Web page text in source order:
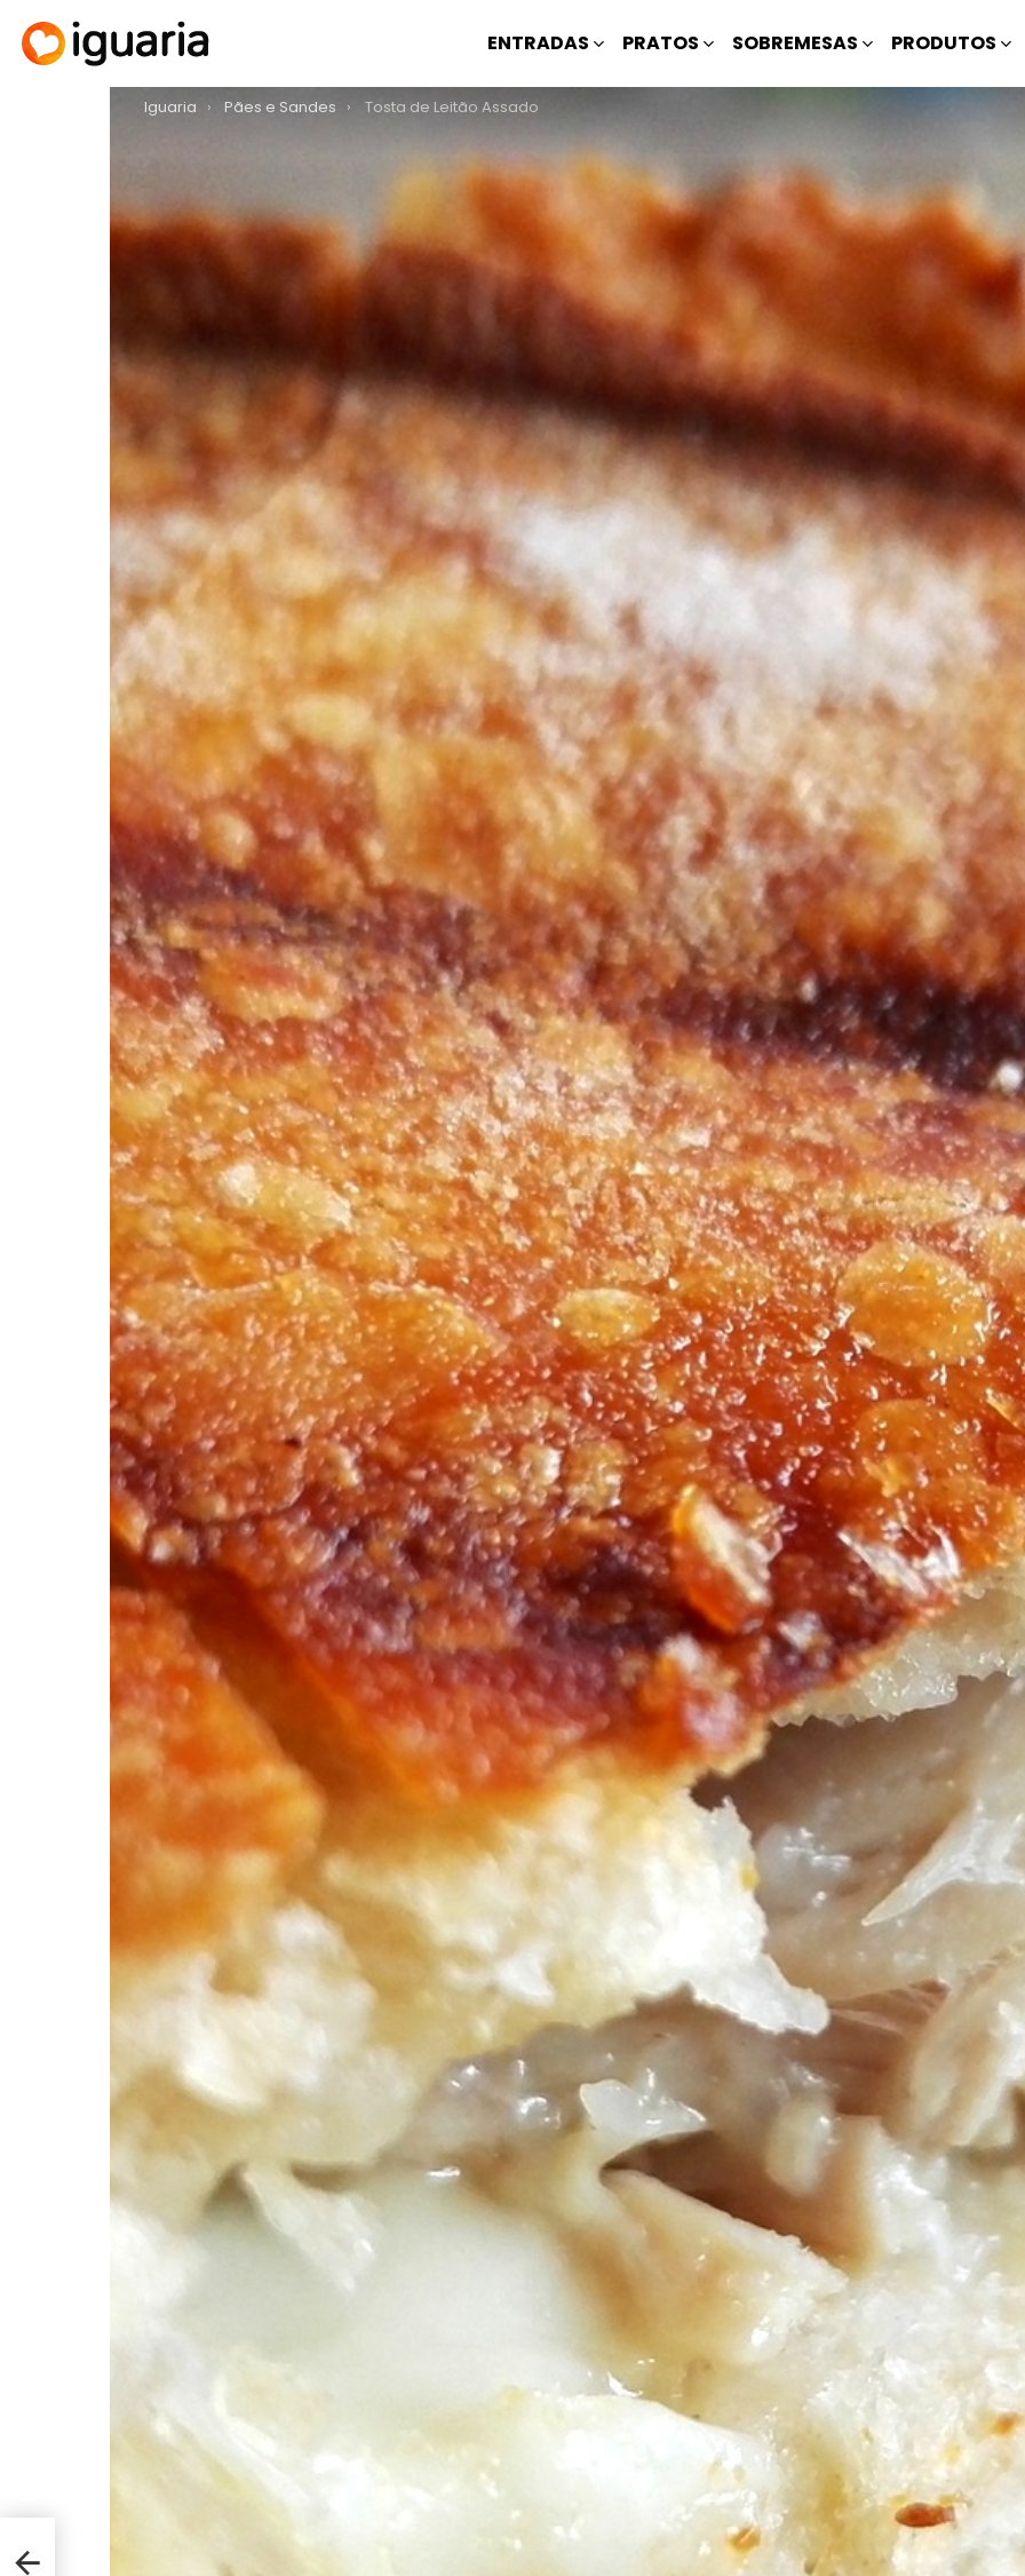
ENTRADAS PRATOS SOBREMESAS PRODUTOS
You are here:
Iguaria Pães e Sandes Tosta de Leitão Assado